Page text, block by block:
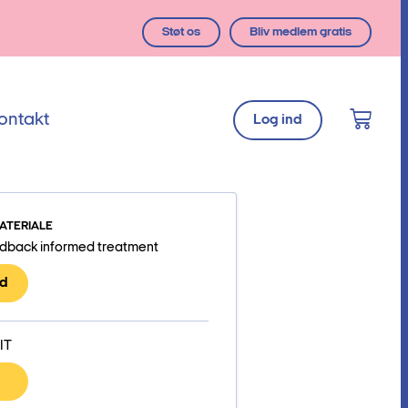
Støt os Bliv medlem gratis
Log ind
informed treatment